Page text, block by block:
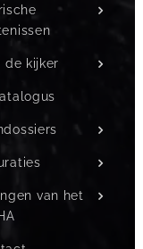
de kijker
van het